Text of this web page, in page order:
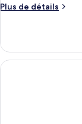
chambre :
Économique
Plus de détails
Plus
le
type
de